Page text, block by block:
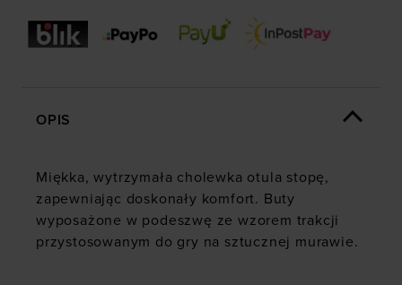
OPIS
Miękka, wytrzymała cholewka otula stopę,
zapewniając doskonały komfort. Buty
wyposażone w podeszwę ze wzorem trakcji
przystosowanym do gry na sztucznej murawie.